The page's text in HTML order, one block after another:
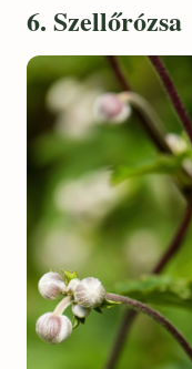
6. Szellőrózsa